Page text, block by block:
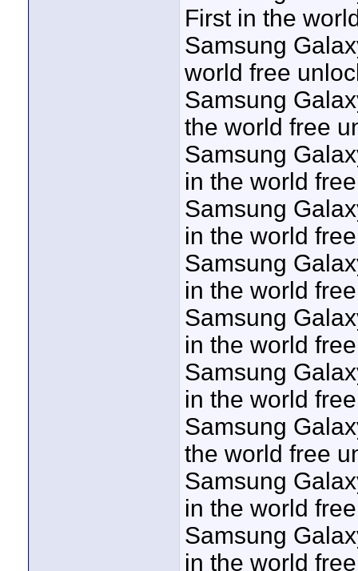
First in the
Samsung
world free
Samsung
the world free
Samsung
in the world
Samsung
in the world
Samsung
in the world
Samsung
in the world
Samsung
in the world
Samsung
the world free
Samsung
in the world
Samsung
in the world